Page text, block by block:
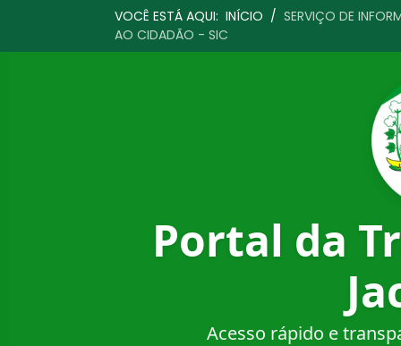
VOCÊ ESTÁ AQUI: INÍCIO / SERVIÇO DE
AO CIDADÃO - SIC
Portal da
Acesso rápido e